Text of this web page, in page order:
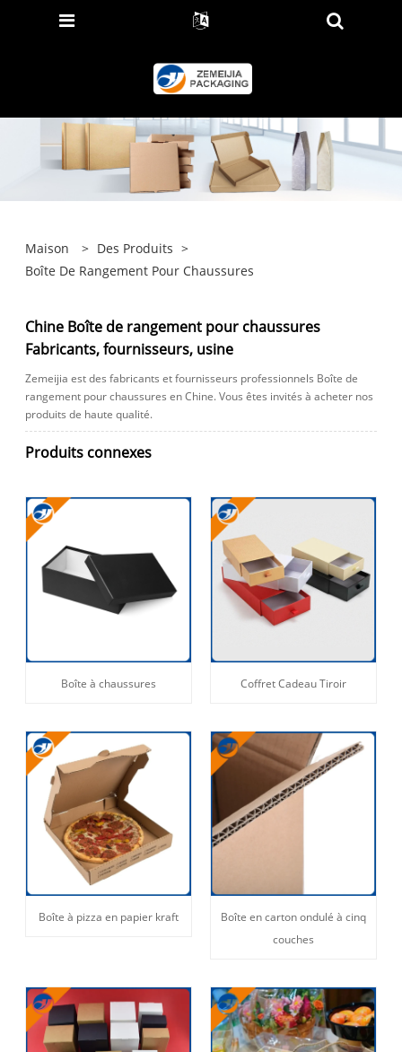
Maison > Des Produits >
Boîte De Rangement Pour Chaussures
Chine Boîte de rangement pour chaussures
Fabricants, fournisseurs, usine
Zemeijia est des fabricants et fournisseurs professionnels Boîte de
rangement pour chaussures en Chine. Vous êtes invités à acheter nos
produits de haute qualité.
Produits connexes
Boîte à chaussures Coffret Cadeau Tiroir
Boîte à pizza en papier kraft
Boîte en carton ondulé à cinq
couches